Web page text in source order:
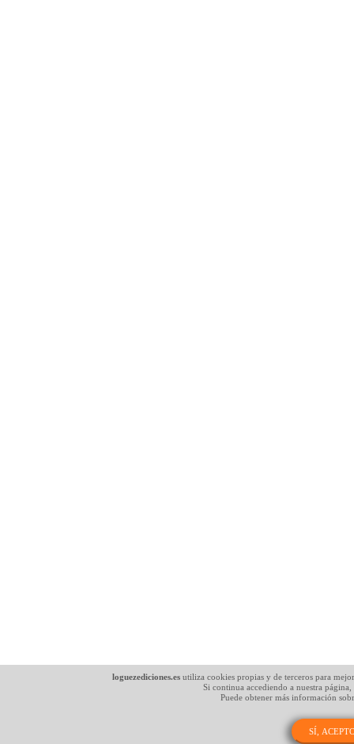
loguezediciones.es utiliza cookies propias y de terceros para
Si continua accediendo a nuestra
Puede obtener más información
SÍ,